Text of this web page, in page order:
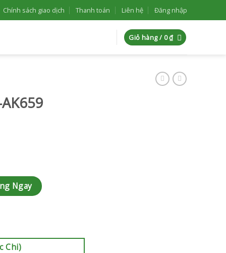
Chính sách giao dịch Thanh toán Liên hệ Đăng nhập
Giỏ hàng / 0₫
Ngay
Chi)